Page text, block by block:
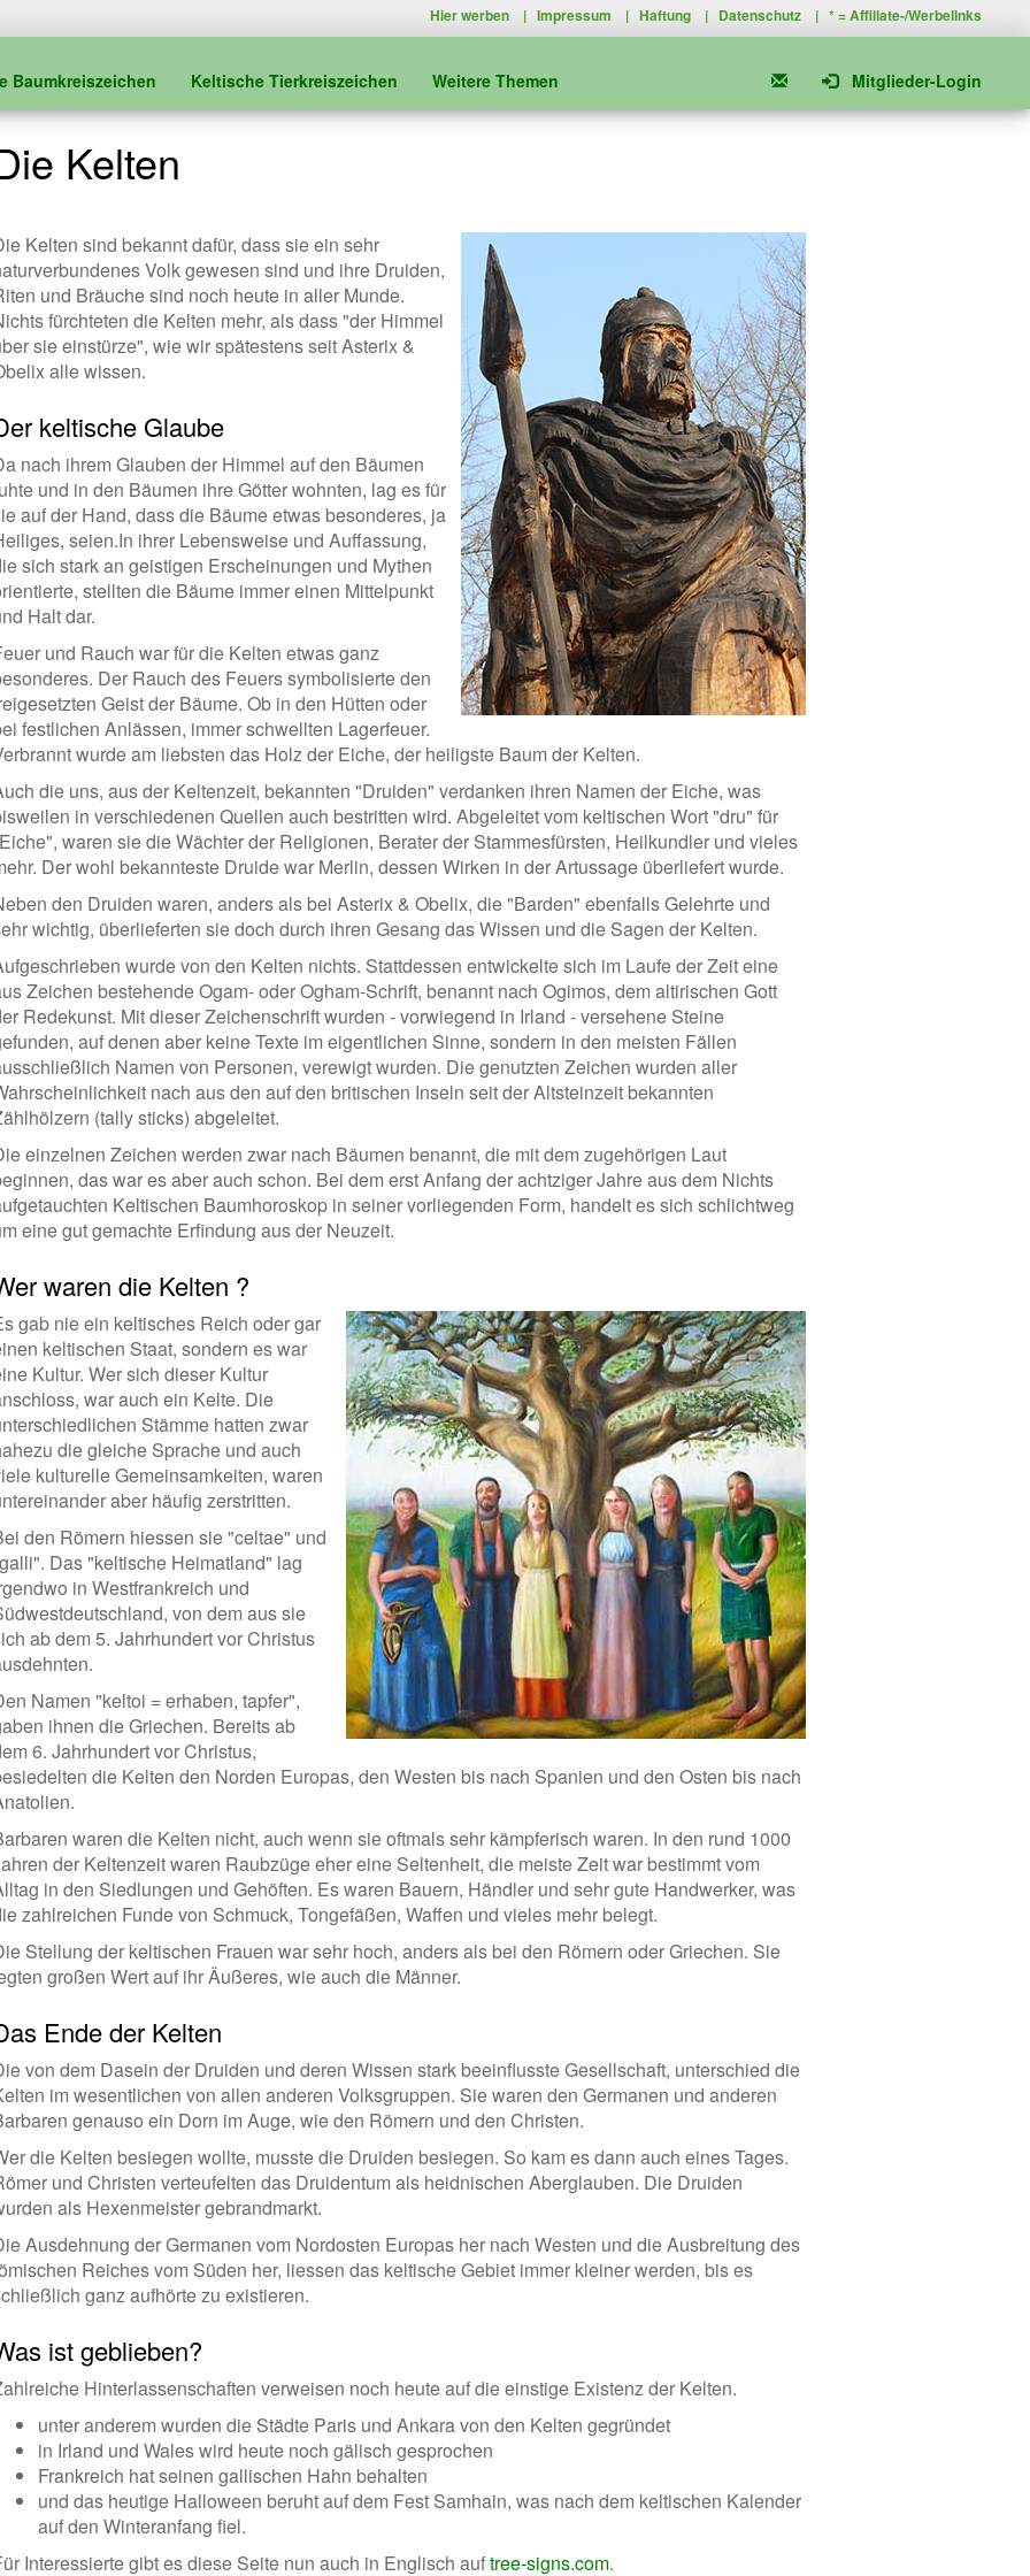
Hier werben |Impressum |Haftung | Datenschutz | * =Affiliate-/Werbelinks
Baumkreiszeichen Keltische Tierkreiszeichen Weitere Themen Mitglieder-Login
Kelten
Kelten sind bekannt dafür, dass sie ein sehr
Volk gewesen sind und ihre Druiden,
und Bräuche sind noch heute in aller Munde.
fürchteten die Kelten mehr, als dass "der Himmel
sie einstürze", wie wir spätestens seit Asterix &
alle wissen.
keltische Glaube
nach ihrem Glauben der Himmel auf den Bäumen
und in den Bäumen ihre Götter wohnten, lag es für
auf der Hand, dass die Bäume etwas besonderes, ja
seien.In ihrer Lebensweise und Auffassung,
sich stark an geistigen Erscheinungen und Mythen
stellten die Bäume immer einen Mittelpunkt
Halt dar.
und Rauch war für die Kelten etwas ganz
Der Rauch des Feuers symbolisierte den
Geist der Bäume. Ob in den Hütten oder
festlichen Anlässen, immer schwellten Lagerfeuer.
wurde am liebsten das Holz der Eiche, der heiligste Baum der Kelten.
die uns, aus der Keltenzeit, bekannten "Druiden" verdanken ihren Namen der Eiche, was
in verschiedenen Quellen auch bestritten wird. Abgeleitet vom keltischen Wort "dru" für
waren sie die Wächter der Religionen, Berater der Stammesfürsten, Heilkundler und vieles
Der wohl bekannteste Druide war Merlin, dessen Wirken in der Artussage überliefert wurde.
den Druiden waren, anders als bei Asterix & Obelix, die "Barden" ebenfalls Gelehrte und
wichtig, überlieferten sie doch durch ihren Gesang das Wissen und die Sagen der Kelten.
wurde von den Kelten nichts. Stattdessen entwickelte sich im Laufe der Zeit eine
Zeichen bestehende Ogam- oder Ogham-Schrift, benannt nach Ogimos, dem altirischen Gott
Redekunst. Mit dieser Zeichenschrift wurden - vorwiegend in Irland - versehene Steine
auf denen aber keine Texte im eigentlichen Sinne, sondern in den meisten Fällen
Namen von Personen, verewigt wurden. Die genutzten Zeichen wurden aller
nach aus den auf den britischen Inseln seit der Altsteinzeit bekannten
(tally sticks) abgeleitet.
einzelnen Zeichen werden zwar nach Bäumen benannt, die mit dem zugehörigen Laut
das war es aber auch schon. Bei dem erst Anfang der achtziger Jahre aus dem Nichts
Keltischen Baumhoroskop in seiner vorliegenden Form, handelt es sich schlichtweg
eine gut gemachte Erfindung aus der Neuzeit.
waren die Kelten ?
gab nie ein keltisches Reich oder gar
keltischen Staat, sondern es war
Kultur. Wer sich dieser Kultur
war auch ein Kelte. Die
Stämme hatten zwar
die gleiche Sprache und auch
kulturelle Gemeinsamkeiten, waren
aber häufig zerstritten.
den Römern hiessen sie "celtae" und
Das "keltische Heimatland" lag
in Westfrankreich und
von dem aus sie
ab dem 5. Jahrhundert vor Christus
Namen "keltoi = erhaben, tapfer",
ihnen die Griechen. Bereits ab
6. Jahrhundert vor Christus,
die Kelten den Norden Europas, den Westen bis nach Spanien und den Osten bis nach
waren die Kelten nicht, auch wenn sie oftmals sehr kämpferisch waren. In den rund 1000
der Keltenzeit waren Raubzüge eher eine Seltenheit, die meiste Zeit war bestimmt vom
in den Siedlungen und Gehöften. Es waren Bauern, Händler und sehr gute Handwerker, was
zahlreichen Funde von Schmuck, Tongefäßen, Waffen und vieles mehr belegt.
Stellung der keltischen Frauen war sehr hoch, anders als bei den Römern oder Griechen. Sie
großen Wert auf ihr Äußeres, wie auch die Männer.
Ende der Kelten
von dem Dasein der Druiden und deren Wissen stark beeinflusste Gesellschaft, unterschied die
im wesentlichen von allen anderen Volksgruppen. Sie waren den Germanen und anderen
genauso ein Dorn im Auge, wie den Römern und den Christen.
die Kelten besiegen wollte, musste die Druiden besiegen. So kam es dann auch eines Tages.
und Christen verteufelten das Druidentum als heidnischen Aberglauben. Die Druiden
als Hexenmeister gebrandmarkt.
Ausdehnung der Germanen vom Nordosten Europas her nach Westen und die Ausbreitung des
Reiches vom Süden her, liessen das keltische Gebiet immer kleiner werden, bis es
ganz aufhörte zu existieren.
ist geblieben?
Hinterlassenschaften verweisen noch heute auf die einstige Existenz der Kelten.
unter anderem wurden die Städte Paris und Ankara von den Kelten gegründet
in Irland und Wales wird heute noch gälisch gesprochen
Frankreich hat seinen gallischen Hahn behalten
und das heutige Halloween beruht auf dem Fest Samhain, was nach dem keltischen Kalender
auf den Winteranfang fiel.
Interessierte gibt es diese Seite nun auch in Englisch auftree-signs.com.